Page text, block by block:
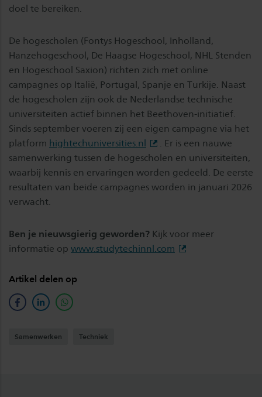
doel te bereiken.
De hogescholen (Fontys Hogeschool, Inholland,
Hanzehogeschool, De Haagse Hogeschool, NHL Stenden
en Hogeschool Saxion) richten zich met online
campagnes op Italië, Portugal, Spanje en Turkije. Naast
de hogescholen zijn ook de Nederlandse technische
universiteiten actief binnen het Beethoven-initiatief.
Sinds september voeren zij een eigen campagne via het
platform hightechuniversities.nl
. Er is een nauwe
samenwerking tussen de hogescholen en universiteiten,
waarbij kennis en ervaringen worden gedeeld. De eerste
resultaten van beide campagnes worden in januari 2026
verwacht.
Ben je nieuwsgierig geworden? Kijk voor meer
informatie op www.studytechinnl.com
Artikel delen op
facebooklinkedinwhatsapp
Samenwerken Techniek